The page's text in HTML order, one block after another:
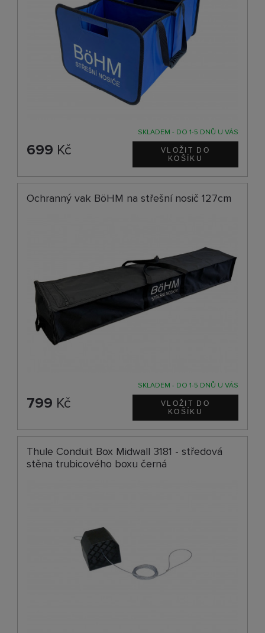
SKLADEM - DO 1-5 DNŮ U VÁS
699 Kč
Ochranný vak BöHM na střešní nosič 127cm
SKLADEM - DO 1-5 DNŮ U VÁS
799 Kč
Thule Conduit Box Midwall 3181 - středová
stěna trubicového boxu černá